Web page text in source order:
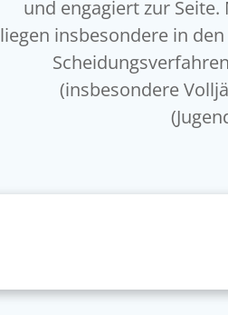
und engagiert zur
liegen insbesondere in
(insbesondere